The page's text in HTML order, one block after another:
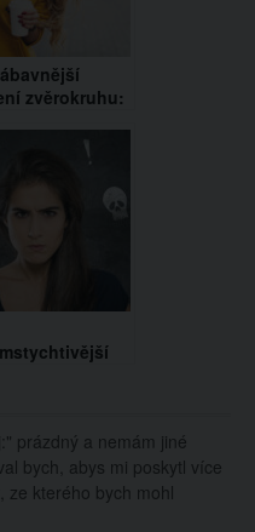
zvěrokruhu:
největší
pro humor?
prázdný a nemám jiné
bych, abys mi poskytl více
ze kterého bych mohl